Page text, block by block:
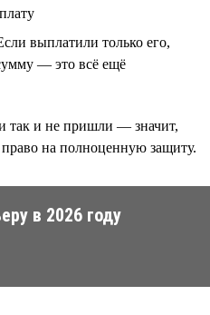
выплатили только его,
— это всё ещё
так и не пришли — значит,
на полноценную защиту.
в 2026 году